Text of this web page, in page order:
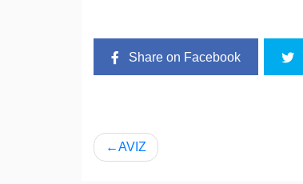
Share on Facebook
Navigare
AVIZ